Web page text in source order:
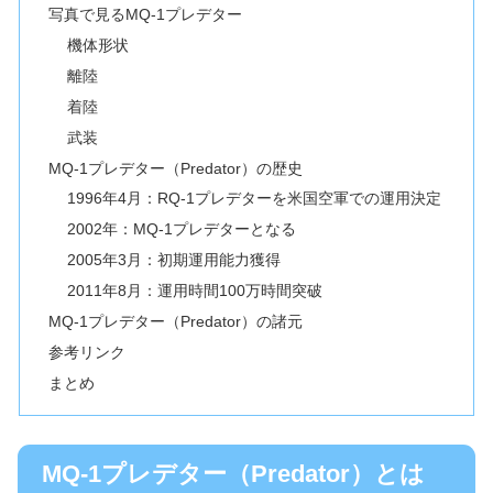
写真で見るMQ-1プレデター
機体形状
離陸
着陸
武装
MQ-1プレデター（Predator）の歴史
1996年4月：RQ-1プレデターを米国空軍での運用決定
2002年：MQ-1プレデターとなる
2005年3月：初期運用能力獲得
2011年8月：運用時間100万時間突破
MQ-1プレデター（Predator）の諸元
参考リンク
まとめ
MQ-1プレデター（Predator）とは